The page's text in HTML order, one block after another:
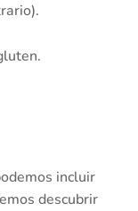
incluir
descubrir